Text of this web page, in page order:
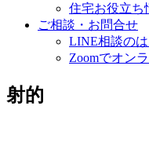
住宅お役立ち
ご相談・お問合せ
LINE相談の
Zoomでオン
射的